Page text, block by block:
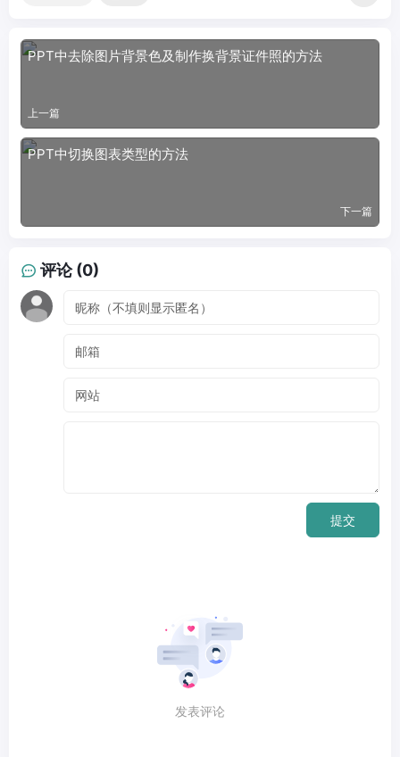
PPT中去除图片背景色及制作换背景证件照的方法
上一篇
PPT中切换图表类型的方法
下一篇
评论 (0)
提交
发表评论